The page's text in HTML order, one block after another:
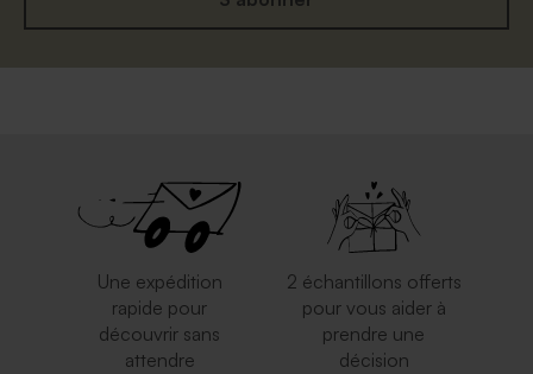
Une expédition
rapide pour
découvrir sans
attendre
2 échantillons offerts
pour vous aider à
prendre une
décision